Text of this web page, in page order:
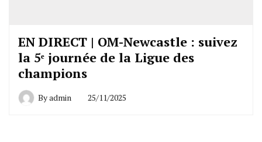
EN DIRECT | OM-Newcastle : suivez
la 5ᵉ journée de la Ligue des
champions
Byadmin 25/11/2025